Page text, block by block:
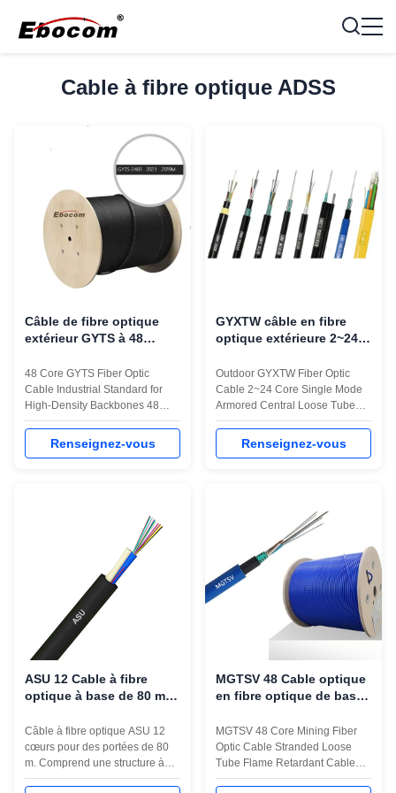
Cable à fibre optique ADSS
Câble de fibre optique
extérieur GYTS à 48
ruban d'acier et
monomode G652D pour
dorsales haute densité
48 Core GYTS Fiber Optic
Cable Industrial Standard for
High-Density Backbones 48
Core GYTS Outdoor Fiber Optic
Cable for High-Density
Backbone Networks GYTS Fiber
distance communication and
Renseignez-vous
GYXTW câble en fibre
optique extérieure 2~24
câble central blindé en
tube lâche
Outdoor GYXTW Fiber Optic
Cable 2~24 Core Single Mode
Armored Central Loose Tube
Cable GYXTW Outdoor Fiber
Optic Cable for Aerial and Duct
Installation GYXTW Fiber Optic
networks. It adopts a central
Renseignez-vous
ASU 12 Cable à fibre
optique à base de 80 m
Câble à fibre optique ASU 12
cœurs pour des portées de 80
m. Comprend une structure à
tube unique, 12 fibres
MGTSV 48 Cable optique
en fibre optique de base
minière avec enveloppe
ignifuge et blindage en
ruban d'acier
MGTSV 48 Core Mining Fiber
Optic Cable Stranded Loose
Tube Flame Retardant Cable
MGTSV 48 Core Mining Fiber